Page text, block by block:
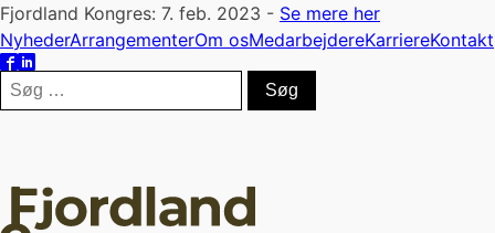
Fjordland Kongres: 7. feb. 2023 - Se mere her
NyhederArrangementerOm osMedarbejdereKarriereKontakt
Søg
efter: